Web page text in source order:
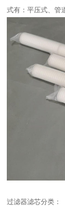
式有：平压式、管
过滤器滤芯分类：